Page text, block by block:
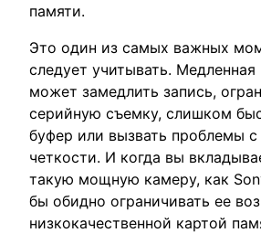
памяти.
Это один из самых важных
следует учитывать. Медленная
может замедлить запись,
серийную съемку, слишком
буфер или вызвать проблемы
четкости. И когда вы
такую ​​мощную камеру, как
бы обидно ограничивать ее
низкокачественной картой